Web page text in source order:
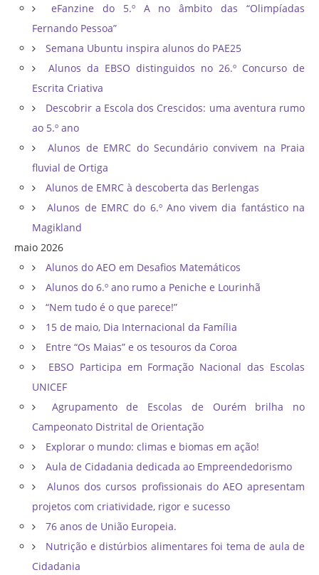
eFanzine do 5.º A no âmbito das “Olimpíadas
Fernando Pessoa”
Semana Ubuntu inspira alunos do PAE25
Alunos da EBSO distinguidos no 26.º Concurso de
Escrita Criativa
Descobrir a Escola dos Crescidos: uma aventura rumo
ao 5.º ano
Alunos de EMRC do Secundário convivem na Praia
fluvial de Ortiga
Alunos de EMRC à descoberta das Berlengas
Alunos de EMRC do 6.º Ano vivem dia fantástico na
Magikland
maio 2026
Alunos do AEO em Desafios Matemáticos
Alunos do 6.º ano rumo a Peniche e Lourinhã
“Nem tudo é o que parece!”
15 de maio, Dia Internacional da Família
Entre “Os Maias” e os tesouros da Coroa
EBSO Participa em Formação Nacional das Escolas
UNICEF
Agrupamento de Escolas de Ourém brilha no
Campeonato Distrital de Orientação ​
Explorar o mundo: climas e biomas em ação!
Aula de Cidadania dedicada ao Empreendedorismo
Alunos dos cursos profissionais do AEO apresentam
projetos com criatividade, rigor e sucesso
76 anos de União Europeia.
Nutrição e distúrbios alimentares foi tema de aula de
Cidadania